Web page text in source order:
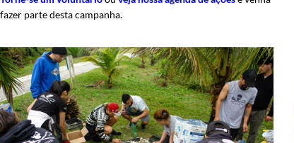
fazer parte desta campanha.